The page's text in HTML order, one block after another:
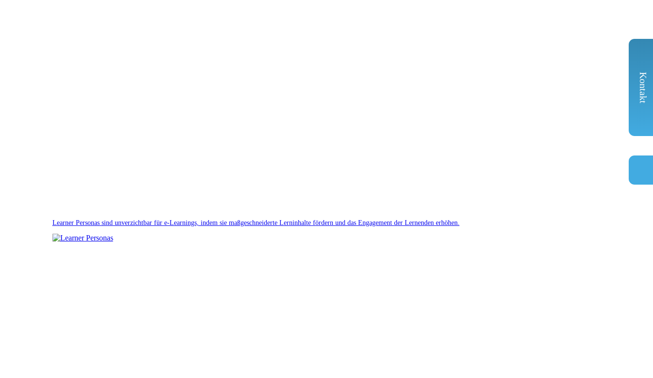
Learner Personas sind unverzichtbar für e-Learnings, indem sie maßgeschneiderte Lerninhalte fördern und das Engagement der Lernenden erhöhen.
Kontakt